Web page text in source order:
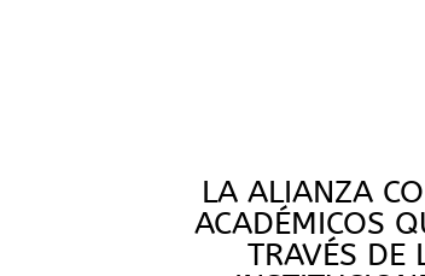
LA ALIANZA
ACADÉMICOS
TRAVÉS DE